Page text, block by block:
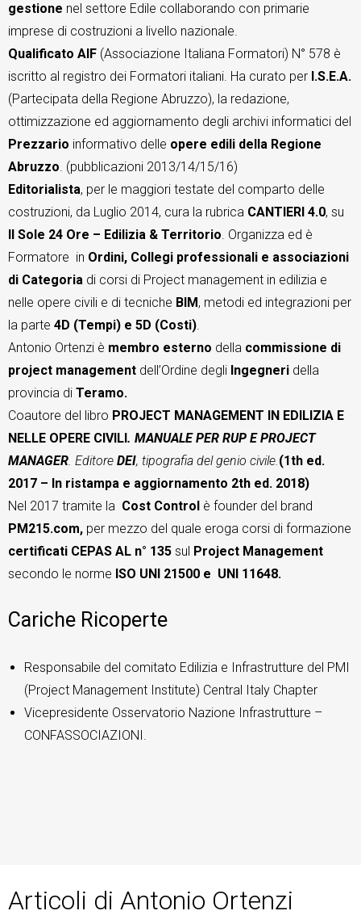
TeamSystem Corporate
TeamSystem Store
gestione nel settore Edile collaborando con primarie
imprese di costruzioni a livello nazionale.
Qualificato AIF (Associazione Italiana Formatori) N° 578 è
iscritto al registro dei Formatori italiani. Ha curato per I.S.E.A.
(Partecipata della Regione Abruzzo), la redazione,
ottimizzazione ed aggiornamento degli archivi informatici del
Prezzario informativo delle opere edili della Regione
Abruzzo. (pubblicazioni 2013/14/15/16)
Editorialista, per le maggiori testate del comparto delle
costruzioni, da Luglio 2014, cura la rubrica CANTIERI 4.0, su
Il Sole 24 Ore – Edilizia & Territorio. Organizza ed è
Formatore in Ordini, Collegi professionali e associazioni
di Categoria di corsi di Project management in edilizia e
nelle opere civili e di tecniche BIM, metodi ed integrazioni per
la parte 4D (Tempi) e 5D (Costi).
Antonio Ortenzi è membro esterno della commissione di
project management dell’Ordine degli Ingegneri della
provincia di Teramo.
Coautore del libro PROJECT MANAGEMENT IN EDILIZIA E
NELLE OPERE CIVILI. MANUALE PER RUP E PROJECT
MANAGER. Editore DEI, tipografia del genio civile.(1th ed.
2017 – In ristampa e aggiornamento 2th ed. 2018)
Nel 2017 tramite la Cost Control è founder del brand
PM215.com, per mezzo del quale eroga corsi di formazione
certificati CEPAS AL n° 135 sul Project Management
secondo le norme ISO UNI 21500 e UNI 11648.
Cariche Ricoperte
Responsabile del comitato Edilizia e Infrastrutture del PMI
(Project Management Institute) Central Italy Chapter
Vicepresidente Osservatorio Nazione Infrastrutture –
CONFASSOCIAZIONI.
Articoli di Antonio Ortenzi